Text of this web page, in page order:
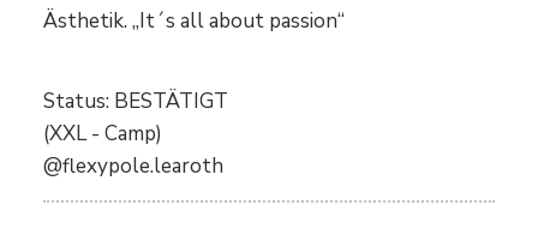
Ästhetik. „It´s all about passion“
Status: BESTÄTIGT
(XXL - Camp)
@flexypole.learoth